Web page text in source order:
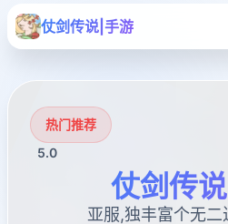
仗剑传说|手游
热门推荐
5.0
仗剑传
亚服,独丰富个无二